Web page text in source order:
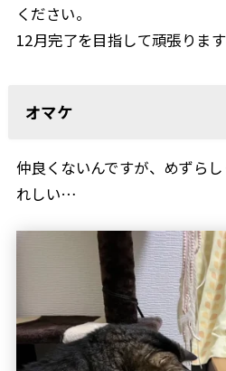
ください。
12月完了を目指して頑張ります
オマケ
仲良くないんですが、めずら
れしい…